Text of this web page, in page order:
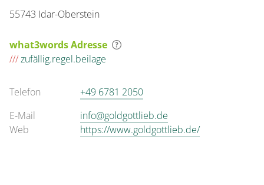
55743 Idar-Oberstein
what3words Adresse
///zufällig.regel.beilage
Telefon
+49 6781 2050
E-Mail
info@goldgottlieb.de
Web
https://www.goldgottlieb.de/